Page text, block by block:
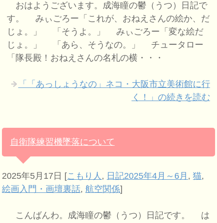
おはようございます。成海瞳の鬱（うつ）日記で
す。 みぃごろー「これが、おねえさんの絵か、だ
じょ。」 「そうよ。」 みぃごろー「変な絵だ
じょ。」 「あら、そうなの。」 チュータロー
「隊長殿！おねえさんの名札の横・・・
「「あっしょうなの」ネコ・大阪市立美術館に行
く！」の続きを読む
自衛隊練習機墜落について
2025年5月17日 [こもり人 , 日記2025年4月～6月 ,猫,
絵画入門・画壇裏話,航空関係]
こんばんわ。成海瞳の鬱（うつ）日記です。 は